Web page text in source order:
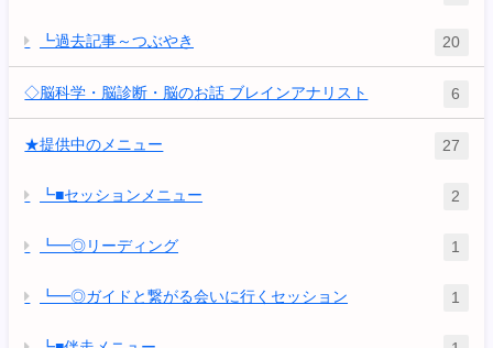
┗過去記事～つぶやき 20
◇脳科学・脳診断・脳のお話 ブレインアナリスト 6
★提供中のメニュー 27
┗■セッションメニュー 2
┗━◎リーディング 1
┗━◎ガイドと繋がる会いに行くセッション 1